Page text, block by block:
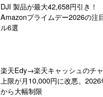
DJI 製品が最大42,658円引き！
Amazonプライムデー2026の注
ル6選
楽天Edy→楽天キャッシュのチ
上限が月10,000円に改悪。2026
から大幅制限